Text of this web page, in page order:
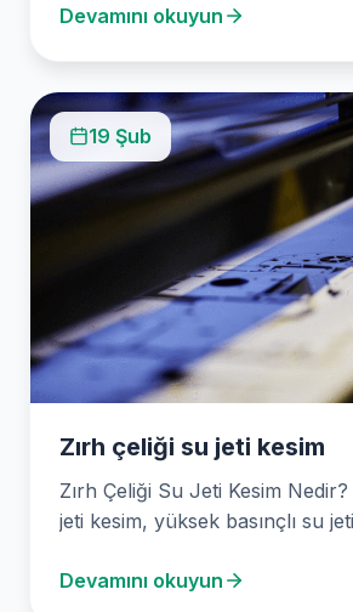
Devamını okuyun
19 Şub
Zırh çeliği su jeti kesim
Zırh Çeliği Su Jeti Kesim
jeti kesim, yüksek basınçlı su
Devamını okuyun